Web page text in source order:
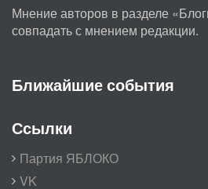
Мнение авторов в разделе
совпадать с мнением редакции.
Ближайшие события
Ссылки
Партия ЯБЛОКО
VK